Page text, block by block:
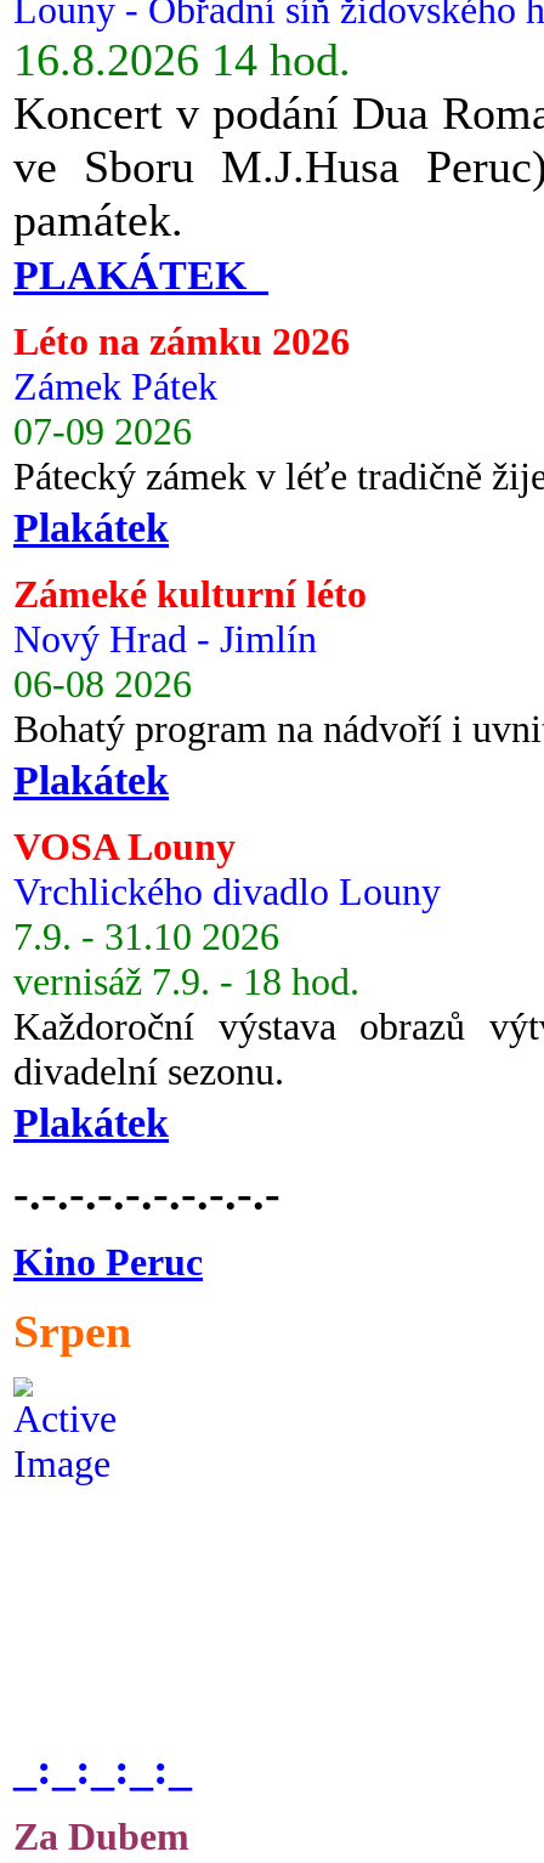
Louny - Obřadní síň židovského
16.8.2026 14 hod.
Koncert v podání Dua
ve Sboru M.J.Husa
památek.
PLAKÁTEK
Léto na zámku 2026
Zámek Pátek
07-09 2026
Pátecký zámek v léťe tradičně
Plakátek
Zámeké kulturní léto
Nový Hrad - Jimlín
06-08 2026
Bohatý program na nádvoří i
Plakátek
VOSA Louny
Vrchlického divadlo Louny
7.9. - 31.10 2026
vernisáž 7.9. - 18 hod.
Každoroční výstava obrazů
divadelní sezonu.
Plakátek
-.-.-.-.-.-.-.-.-.-
Kino Peruc
Srpen
_:_:_:_:_
Za Dubem